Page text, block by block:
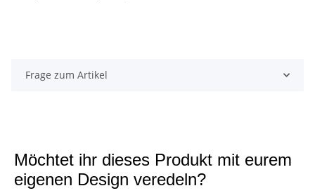
Frage zum Artikel
Möchtet ihr dieses Produkt mit eurem
eigenen Design veredeln?